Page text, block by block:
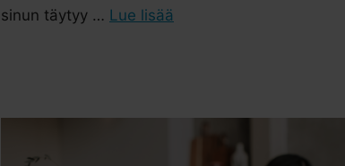
sinun täytyy … Lue lisää